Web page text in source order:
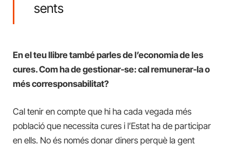
sents
En el teu llibre també parles de l’economia de les
cures. Com ha de gestionar-se: cal remunerar-la o
més corresponsabilitat?
Cal tenir en compte que hi ha cada vegada més
població que necessita cures i l’Estat ha de participar
en ells. No és només donar diners perquè la gent